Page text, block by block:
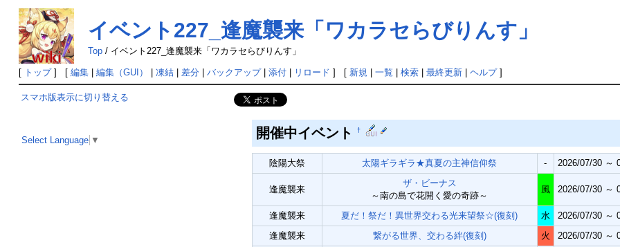
イベント227_逢魔襲来「ワカラセらびりんす」
Top/ イベント227_逢魔襲来「ワカラセらびりんす」
[ トップ] [ 編集| 編集（GUI） 凍結| 差分| バックアップ| 添付| リロード ] [ 新規| 一覧 検索| 最終更新| ヘルプ]
スマホ版表示に切り替える
Select Language ▼ 開催中イベント †
陰陽大祭 太陽ギラギラ★真夏の主神信仰祭 - 2026/07/30 ～
逢魔襲来
ザ・ビーナス
～南の島で花開く愛の奇跡～
風 2026/07/30 ～
逢魔襲来 夏だ！祭だ！異世界交わる光来望祭☆(復刻) 水
2026/07/30 ～
逢魔襲来
繋がる世界、交わる絆(復刻) 火
2026/07/30 ～